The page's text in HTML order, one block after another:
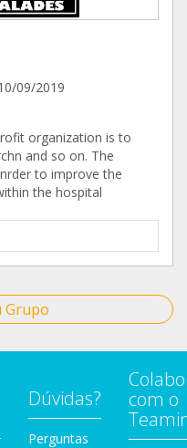
09/2019
organization is to
and so on. The
to improve the
the hospital
Grupo
Dúvidas?
Perguntas
com o